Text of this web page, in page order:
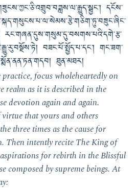
དངོས་
བཟང་པོ་སྤྱོད་པ་དང༌། གང་ཟག་
ཐུན་མཐར།
focus wholeheartedly on
realm as it is described in the
devotion again and again.
that yours and others
three times as the cause for
Then intently recite The King of
for rebirth in the Blissful
composed by supreme beings. At